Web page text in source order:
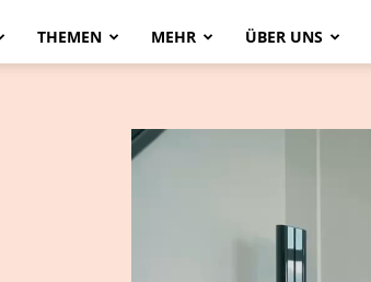
Kurier
THEMEN MEHR ÜBER UNS